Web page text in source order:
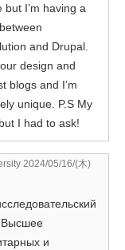
I’m having a
and Drupal.
design and
blogs and I’m
unique. P.S My
I had to ask!
2024/05/16/(木)
Высшее
и